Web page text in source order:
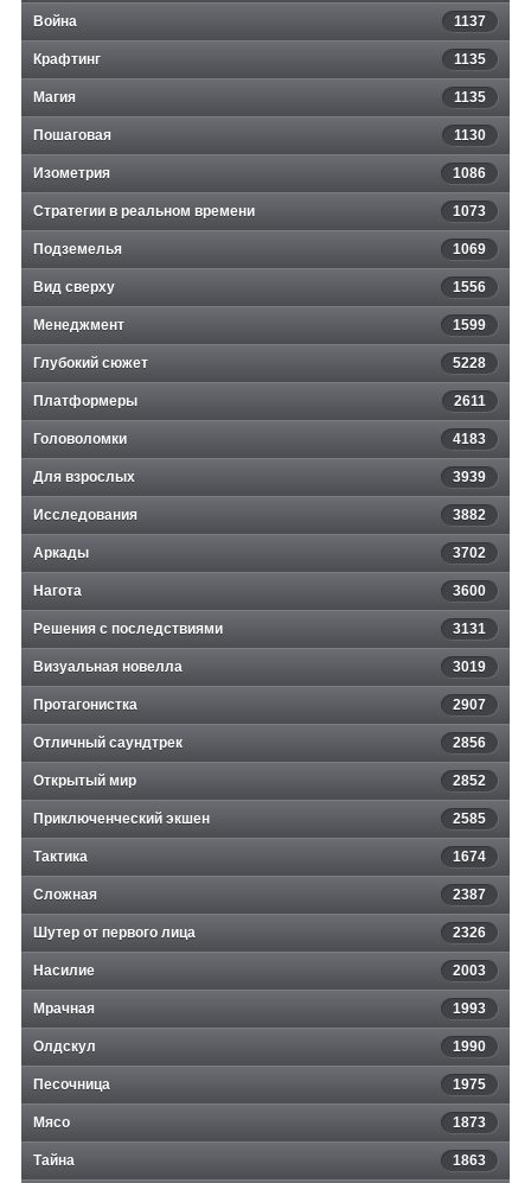
Война 1137
Крафтинг 1135
Магия 1135
Пошаговая 1130
Изометрия 1086
Стратегии в реальном времени 1073
Подземелья 1069
Вид сверху 1556
Менеджмент 1599
Глубокий сюжет 5228
Платформеры 2611
Головоломки 4183
Для взрослых 3939
Исследования 3882
Аркады 3702
Нагота 3600
Решения с последствиями 3131
Визуальная новелла 3019
Протагонистка 2907
Отличный саундтрек 2856
Открытый мир 2852
Приключенческий экшен 2585
Тактика 1674
Сложная 2387
Шутер от первого лица 2326
Насилие 2003
Мрачная 1993
Олдскул 1990
Песочница 1975
Мясо 1873
Тайна 1863